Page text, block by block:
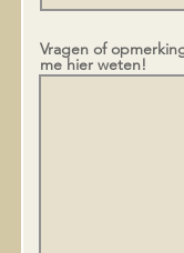
Vragen of
me hier weten!